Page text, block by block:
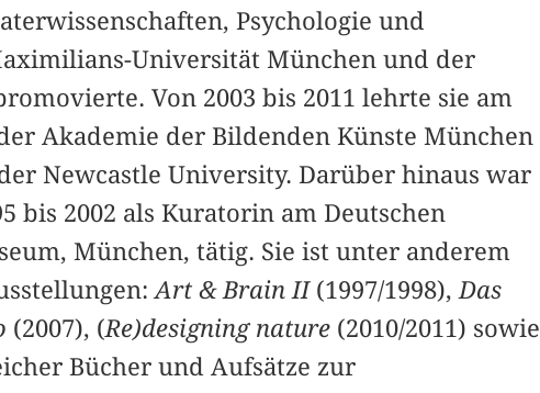
Psychologie und
Universität München und der
Von 2003 bis 2011 lehrte sie am
Akademie der Bildenden Künste München
Newcastle University. Darüber hinaus war
bis 2002 als Kuratorin am Deutschen
München, tätig. Sie ist unter anderem
Art & Brain II(1997/1998),Das
(2007), (Re)designing nature (2010/2011) sowie
Bücher und Aufsätze zur